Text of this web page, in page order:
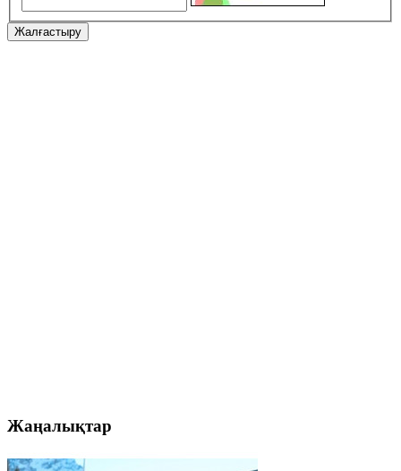
Жалғастыру
Жаңалықтар